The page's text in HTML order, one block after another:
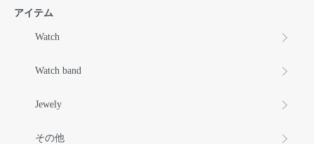
アイテム
Watch
Watch band
Jewely
その他